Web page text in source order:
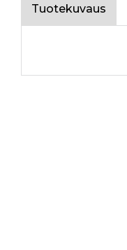
Tuotekuvaus